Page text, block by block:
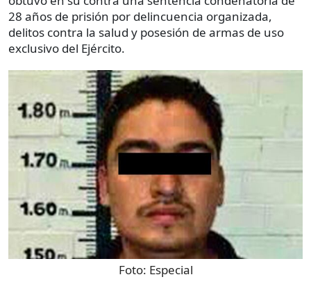
28 años de prisión por delincuencia organizada,
delitos contra la salud y posesión de armas de uso
exclusivo del Ejército.
Foto: Especial